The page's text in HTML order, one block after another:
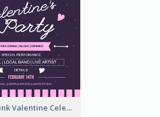
Lovely Pink Valentine Celebration Invitation Design Ideas